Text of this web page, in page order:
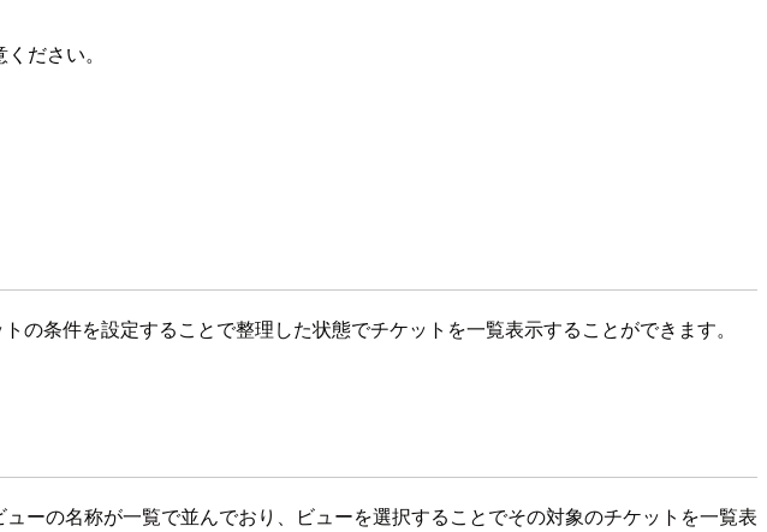
ださい。
条件を設定することで整理した状態でチケットを一覧表示することができます。
ーの名称が一覧で並んでおり、ビューを選択することでその対象のチケットを一覧表